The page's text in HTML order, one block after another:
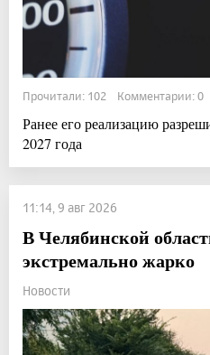
Прочитали: 102 Комментарии: 0
Ранее его реализацию
2027 года
11:14, 9 авг 2026
В Челябинской
экстремально жарко
Новости